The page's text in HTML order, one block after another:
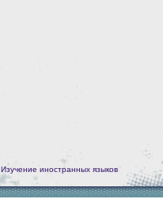
Изучение иностранных языков